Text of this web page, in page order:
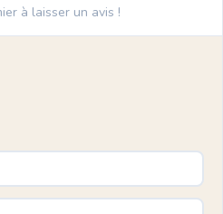
à laisser un avis !